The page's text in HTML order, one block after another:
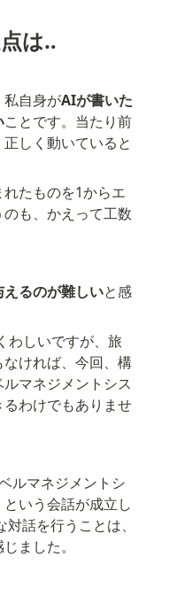
は‥
私自身がAIが書いた
ことです。当たり前
しく動いていると
たものを1からエ
も、かえって工数
るのが難しいと感
わしいですが、旅
ければ、今回、構
マネジメントシス
わけでもありませ
ルマネジメントシ
いう会話が成立し
話を行うことは、
ました。